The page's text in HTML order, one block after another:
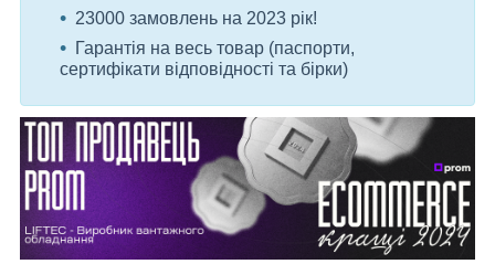
23000 замовлень на 2023 рік!
Гарантія на весь товар (паспорти,
сертифікати відповідності та бірки)